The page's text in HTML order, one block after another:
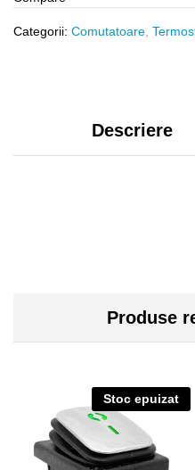
Categorii: Comutatoare
Descriere
Produse
Stoc epuizat